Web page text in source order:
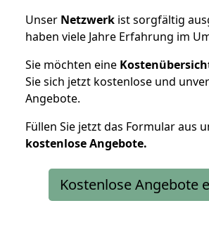
Unser Netzwerk ist sorgfältig
haben viele Jahre Erfahrung im
Sie möchten eine
Sie sich jetzt kostenlose und
Angebote.
Füllen Sie jetzt das Formular aus
kostenloseAngebote.
Kostenlose Angebote